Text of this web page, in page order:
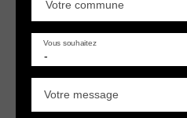
Votre commune
-
Vous souhaitez
Votre message